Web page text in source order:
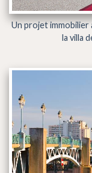
Un projet immobilier
la villa